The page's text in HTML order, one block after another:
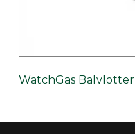
WatchGas Balvlotter